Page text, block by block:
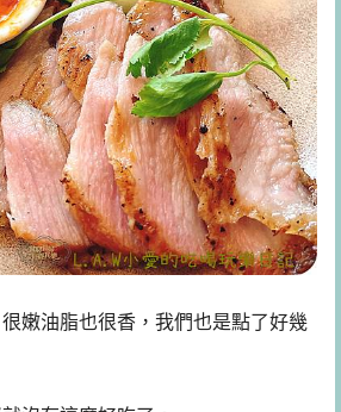
嫩油脂也很香，我們也是點了好幾